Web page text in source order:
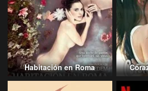
Habitación en Roma